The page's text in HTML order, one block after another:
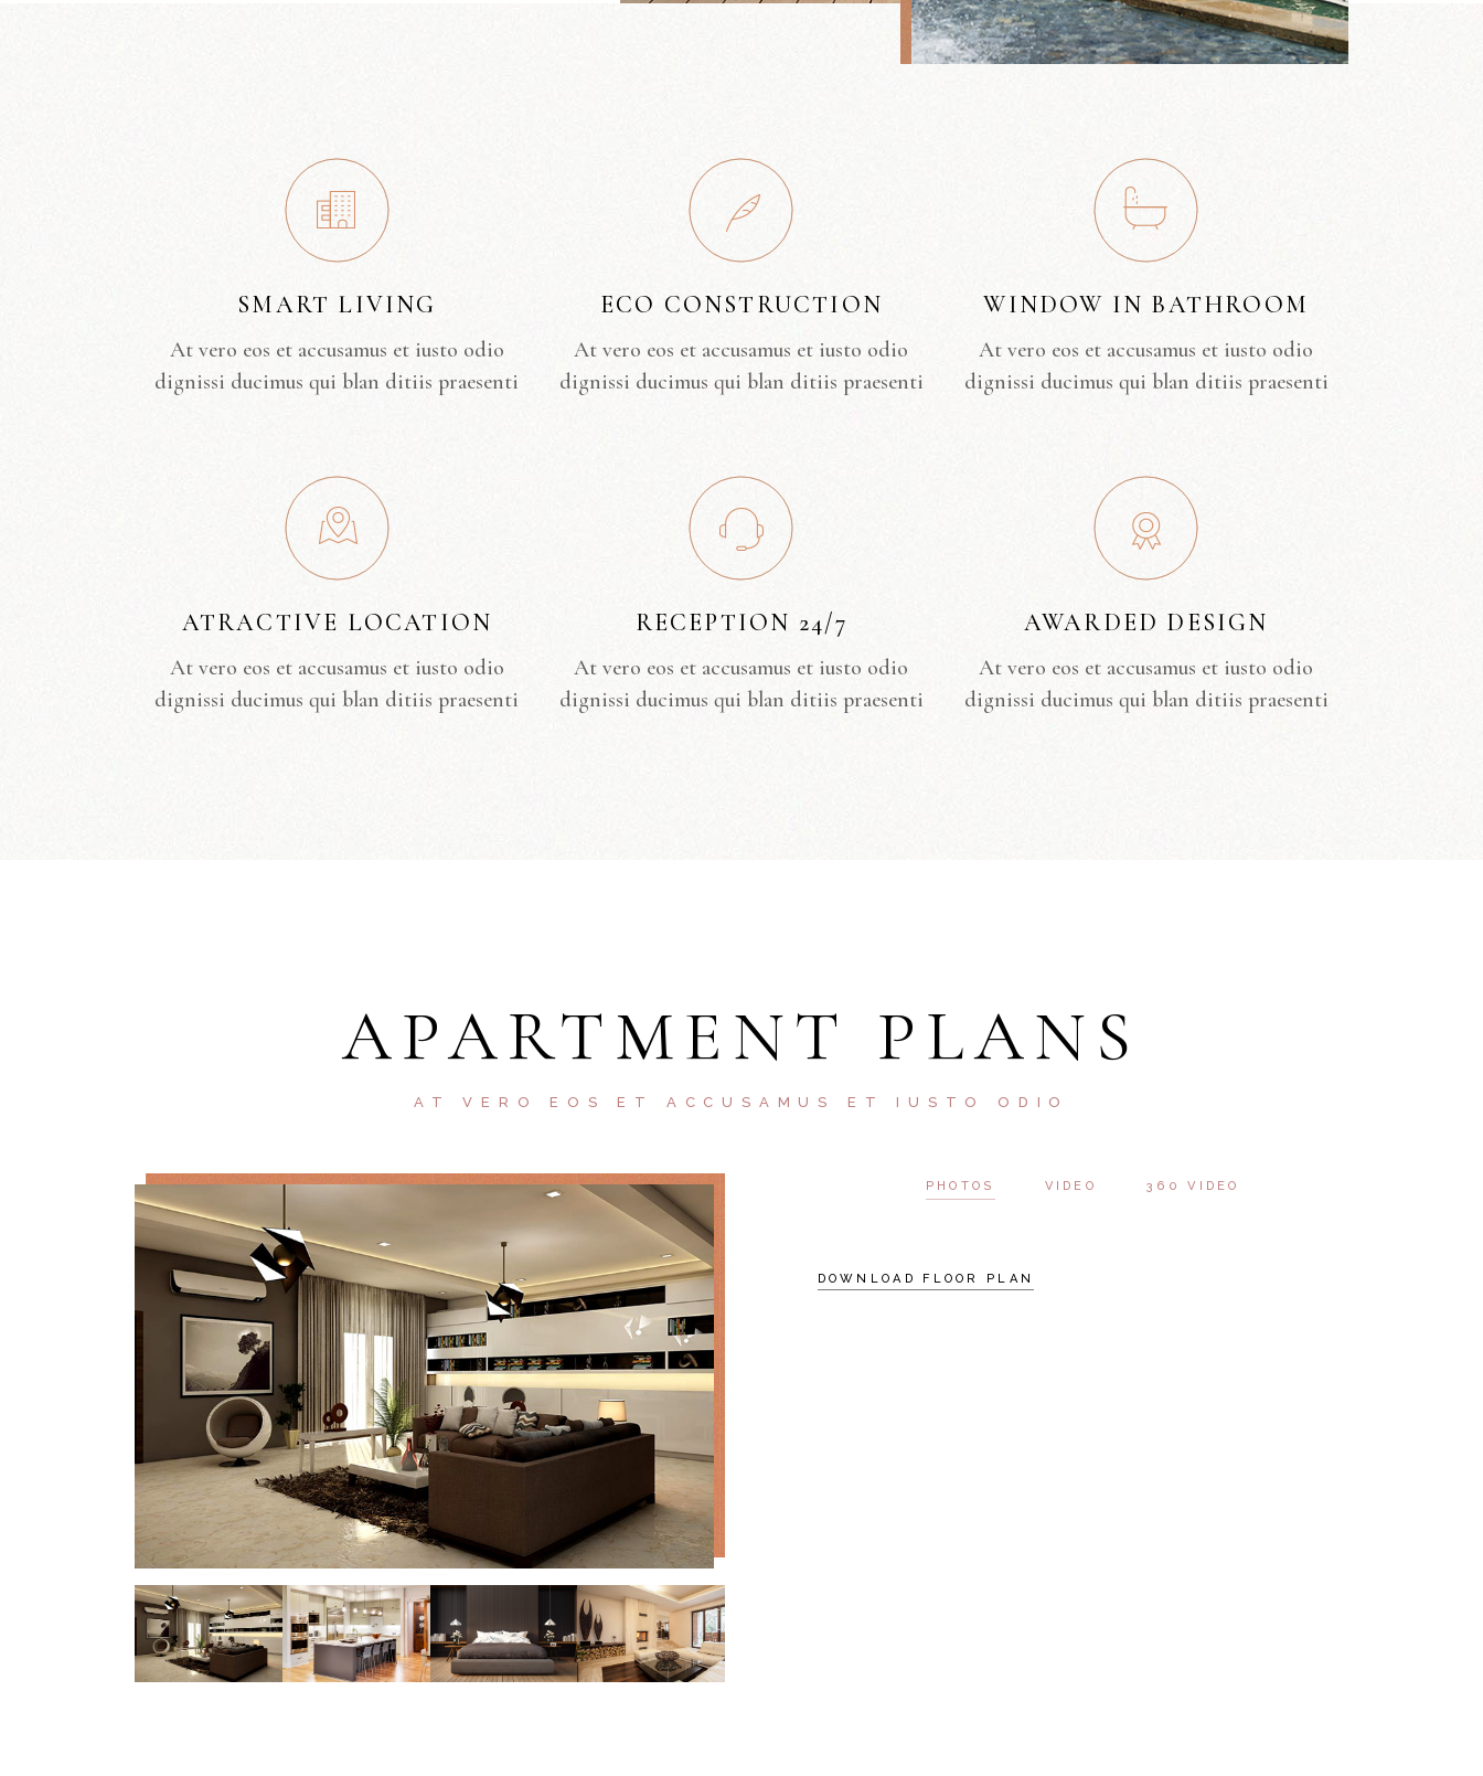
SMART LIVING
At vero eos et accusamus et iusto odio
dignissi ducimus qui blan ditiis praesenti
ECO CONSTRUCTION
At vero eos et accusamus et iusto odio
dignissi ducimus qui blan ditiis praesenti
WINDOW IN BATHROOM
At vero eos et accusamus et iusto odio
dignissi ducimus qui blan ditiis praesenti
ATRACTIVE LOCATION
At vero eos et accusamus et iusto odio
dignissi ducimus qui blan ditiis praesenti
RECEPTION 24/7
At vero eos et accusamus et iusto odio
dignissi ducimus qui blan ditiis praesenti
AWARDED DESIGN
At vero eos et accusamus et iusto odio
dignissi ducimus qui blan ditiis praesenti
APARTMENT PLANS
AT VERO EOS ET ACCUSAMUS ET IUSTO ODIO
PHOTOS VIDEO 360 VIDEO
DOWNLOAD FLOOR PLAN